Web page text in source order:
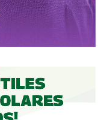
bien, y no
solo en
a un parque
en una calle, de una